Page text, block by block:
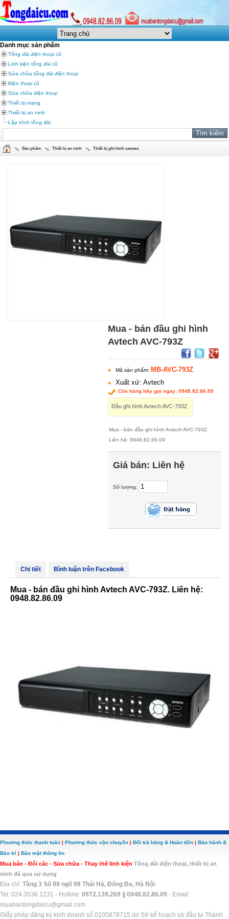
Danh mục sản phẩm
Tổng đài điện thoại cũ
Linh kiện tổng đài cũ
Sửa chữa tổng đài điện thoại
Điện thoại cũ
Sửa chữa điện thoại
Thiết bị mạng
Thiết bị an ninh
Lập trình tổng đài
Sản phẩm Thiết bị an ninh Thiết bị ghi hình camera
Mua - bán đầu ghi hình
Avtech AVC-793Z
Mã sản phẩm: MB-AVC-793Z
Xuất xứ: Avtech
Còn hàng hãy gọi ngay: 0948.82.86.09
Đầu ghi hình Avtech AVC-793Z
Mua - bán đầu ghi hình Avtech AVC-793Z.
Liên hệ: 0948.82.86.09
Giá bán: Liên hệ
Số lượng:
Chi tiết Bình luận trên Facebook
Mua - bán đầu ghi hình Avtech AVC-793Z. Liên hệ:
0948.82.86.09
Phương thức thanh toán | Phương thức vận chuyển | Đổi trả hàng & Hoàn tiền | Bảo hành &
Bảo trì | Bảo mật thông tin
Mua bán - Đổi các - Sửa chữa - Thay thế linh kiện Tổng đài điện thoại, thiết bị an
ninh đã qua sử dụng
Địa chỉ: Tầng 3 Số 99 ngõ 98 Thái Hà, Đống Đa, Hà Nội
Tel: 024.3538.1231 - Hotline: 0972.139.269 || 0948.82.86.09 - Email:
muabantongdaicu@gmail.com
Giấy phép đăng ký kinh doanh số 0105878715 do Sở kế hoạch và đầu tư Thành